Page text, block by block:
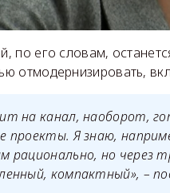
по его словам,
отмодернизировать,
на канал, наоборот,
проекты. Я знаю,
рационально, но через
компактный», –